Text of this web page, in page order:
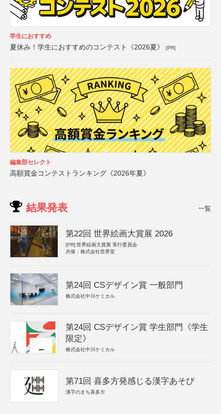
学生におすすめ
夏休み！学生におすすめのコンテスト《2026夏》 [PR]
編集部セレクト
高額賞金コンテストランキング《2026年夏》
結果発表 一覧
第22回 世界絵画大賞展 2026
[PR] 世界絵画大賞展 実行委員会
共催：株式会社世界堂
第24回 CSデザイン賞 一般部門
株式会社中川ケミカル
第24回 CSデザイン賞 学生部門《学生
限定》
株式会社中川ケミカル
第71回 喜多方発感じる漢字あそび
漢字のまち喜多方